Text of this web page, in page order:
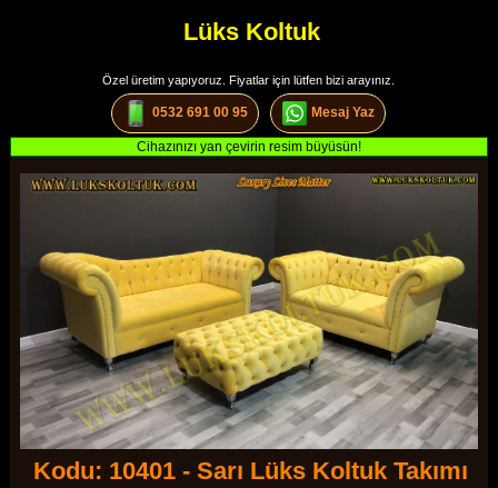
Lüks Koltuk
Özel üretim yapıyoruz. Fiyatlar için lütfen bizi arayınız.
0532 691 00 95 Mesaj Yaz
Cihazınızı yan çevirin resim büyüsün!
Kodu: 10401 - Sarı Lüks Koltuk Takımı